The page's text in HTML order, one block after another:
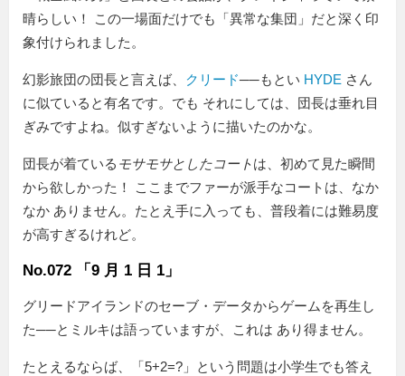
晴らしい！ この一場面だけでも「異常な集団」だと深く印
象付けられました。
幻影旅団の団長と言えば、 クリード──もとい HYDE さん
に似ていると有名です。でも それにしては、団長は垂れ目
ぎみですよね。似すぎないように描いたのかな。
団長が着ている モサモサとしたコートは、初めて見た瞬間
から欲しかった！ ここまでファーが派手なコートは、なか
なか ありません。たとえ手に入っても、普段着には難易度
が高すぎるけれど。
No.072 「9 月 1 日 1」
グリードアイランドのセーブ・データからゲームを再生し
た──とミルキは語っていますが、これは あり得ません。
たとえるならば、「5+2=?」という問題は小学生でも答え